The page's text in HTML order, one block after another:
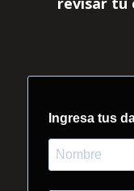
Ingresa tus